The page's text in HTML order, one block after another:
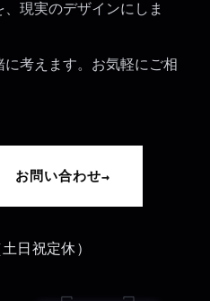
現実のデザインにしま
考えます。お気軽にご相
お問い合わせ→
土日祝定休）